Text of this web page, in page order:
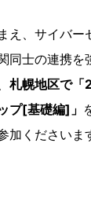
え、サイバー
同士の連携を
札幌地区で「
プ[基礎編] 」
加くださいま